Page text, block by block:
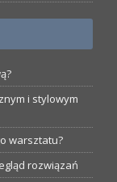
i stylowym
warsztatu?
rozwiązań